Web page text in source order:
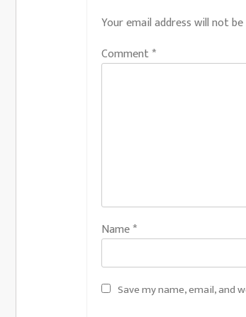
Your email address will not be
Comment*
Name*
Save my name, email, and